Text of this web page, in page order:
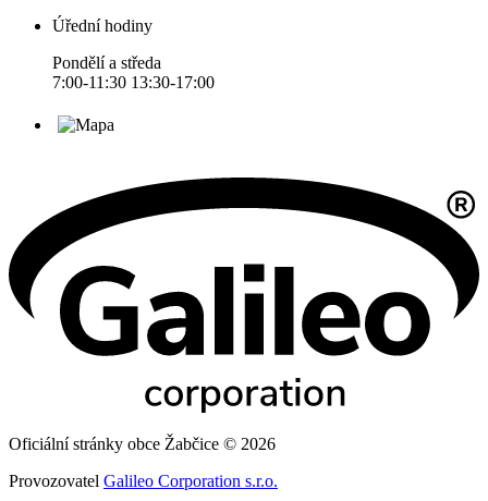
Úřední hodiny
Pondělí a středa
7:00-11:30 13:30-17:00
Oficiální stránky obce Žabčice © 2026
Provozovatel Galileo Corporation s.r.o.